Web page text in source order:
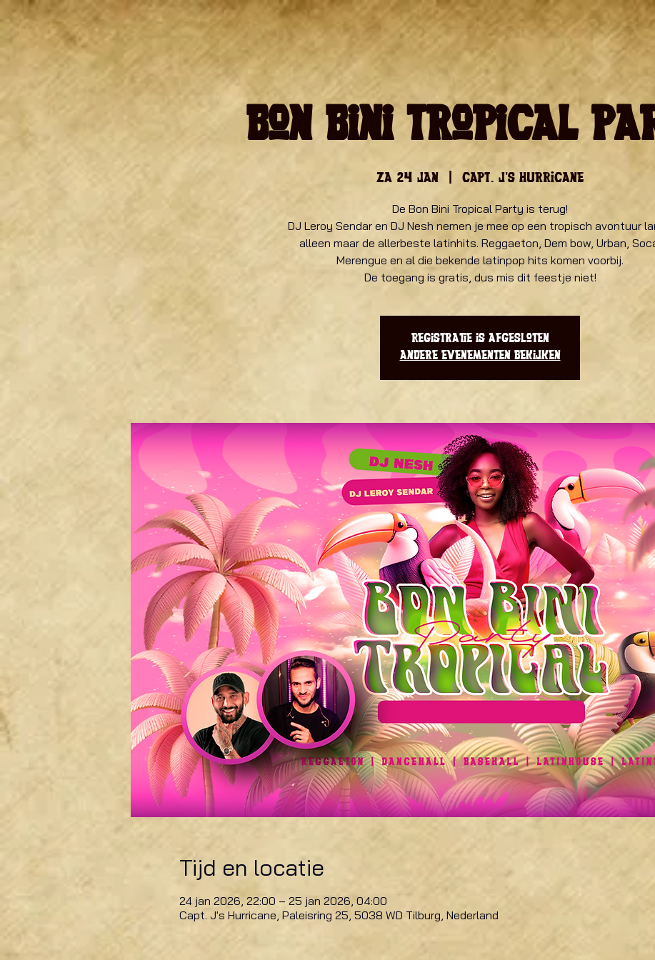
Bon Bini Tropical
za 24 jan Capt. J's Hurricane
De Bon Bini Tropical Party is terug!
DJ Leroy Sendar en DJ Nesh nemen je mee op een tropisch avontuur
alleen maar de allerbeste latinhits. Reggaeton, Dem bow, Urban,
Merengue en al die bekende latinpop hits komen voorbij.
De toegang is gratis, dus mis dit feestje niet!
Registratie is afgesloten
Andere evenementen bekijken
Tijd en locatie
24 jan 2026, 22:00 – 25 jan 2026, 04:00
Capt. J's Hurricane, Paleisring 25, 5038 WD Tilburg, Nederland